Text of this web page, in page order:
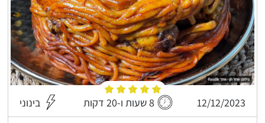
12/12/2023 8 שעות ו-20 דקות בינוני